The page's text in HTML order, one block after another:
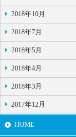
2018年10月
2018年7月
2018年5月
2018年4月
2018年3月
2017年12月
HOME